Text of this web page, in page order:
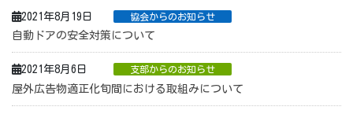
2021年8月19日 協会からのお知らせ
自動ドアの安全対策について
2021年8月6日 支部からのお知らせ
屋外広告物適正化旬間における取組みについて